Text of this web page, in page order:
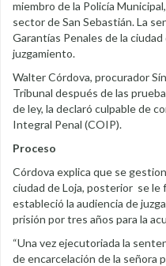
miembro de la Policía
sector de San Sebastián. La
Garantías Penales de la
juzgamiento.
Walter Córdova, procurador
Tribunal después de las
de ley, la declaró culpable de
Integral Penal (COIP).
Proceso
Córdova explica que se
ciudad de Loja, posterior se le
estableció la audiencia de
prisión por tres años para la
“Una vez ejecutoriada la
de encarcelación de la señora